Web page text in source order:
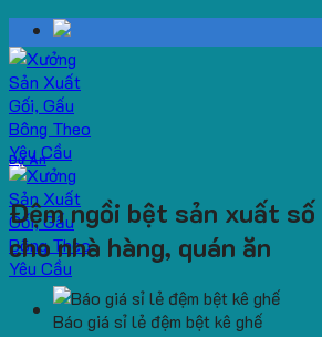
Skip
to
content
Dự Án
Đệm ngồi bệt sản xuất
cho nhà hàng, quán ăn
Báo giá sỉ lẻ đệm bệt kê ghế